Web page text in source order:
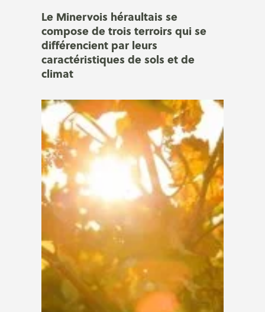
Le Minervois héraultais se
compose de trois terroirs qui se
différencient par leurs
caractéristiques de sols et de
climat